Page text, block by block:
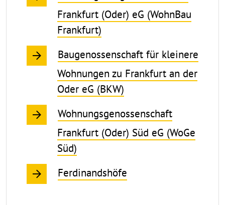
Frankfurt (Oder) eG (WohnBau
Frankfurt)
Baugenossenschaft für kleinere
Wohnungen zu Frankfurt an der
Oder eG (BKW)
Wohnungsgenossenschaft
Frankfurt (Oder) Süd eG (WoGe
Süd)
Ferdinandshöfe